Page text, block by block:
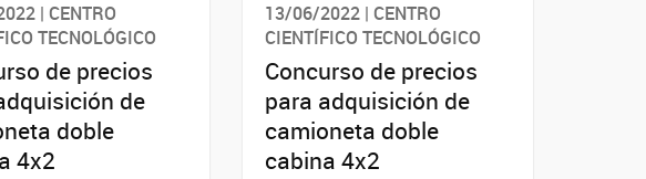
| CENTRO
TECNOLÓGICO
de precios
de
doble
4x2
13/06/2022 | CENTRO
CIENTÍFICO TECNOLÓGICO
Concurso de precios
para adquisición de
camioneta doble
cabina 4x2